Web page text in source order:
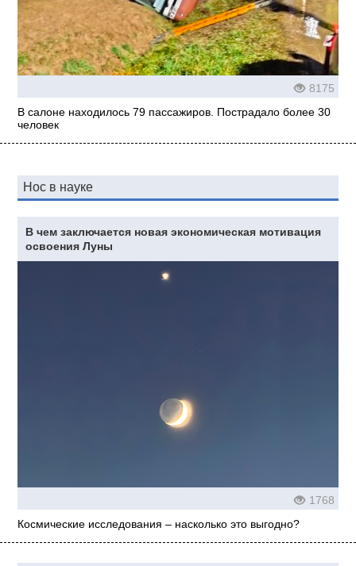
8175
В салоне находилось 79 пассажиров. Пострадало более 30
человек
Нос в науке
В чем заключается новая экономическая мотивация
освоения Луны
1768
Космические исследования – насколько это выгодно?